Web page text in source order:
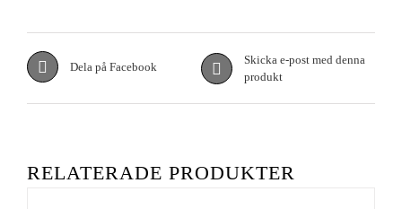
Dela på Facebook
Skicka e-post med denna
produkt
RELATERADE PRODUKTER